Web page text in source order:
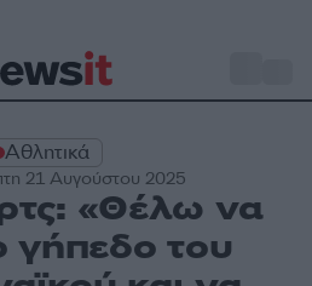
Αθλητικά
21 Αυγούστου 2025
«Θέλω να
γήπεδο του